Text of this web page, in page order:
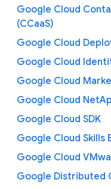
Google Cloud
(CCaaS)
Google Cloud
Google Cloud
Google Cloud
Google Cloud
Google Cloud SDK
Google Cloud Skills
Google Cloud
Google Distributed